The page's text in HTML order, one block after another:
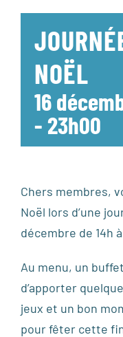
NOËL
16
-23h00
Chers membres,
Noël lors d’une
décembre de 14h
Au menu, un
d’apporter
jeux et un bon
pour fêter cette